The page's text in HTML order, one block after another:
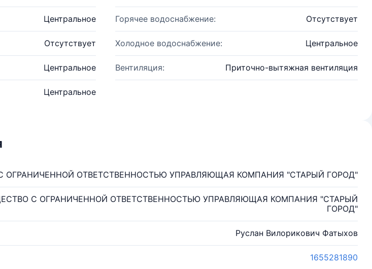
Центральное Горячее водоснабжение: Отсутствует
Отсутствует Холодное водоснабжение: Центральное
Центральное Вентиляция: Приточно-вытяжная вентиляция
Центральное
ОГРАНИЧЕННОЙ ОТВЕТСТВЕННОСТЬЮ УПРАВЛЯЮЩАЯ КОМПАНИЯ "СТАРЫЙ ГОРОД"
С ОГРАНИЧЕННОЙ ОТВЕТСТВЕННОСТЬЮ УПРАВЛЯЮЩАЯ КОМПАНИЯ "СТАРЫЙ
ГОРОД"
Руслан Вилорикович Фатыхов
1655281890